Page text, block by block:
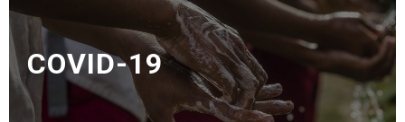
COVID-19